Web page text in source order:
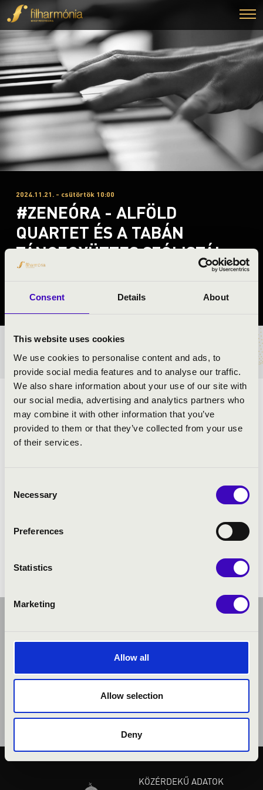
Consent Details About
This website uses cookies
We use cookies to personalise content and ads, to
provide social media features and to analyse our traffic.
We also share information about your use of our site with
our social media, advertising and analytics partners who
may combine it with other information that you’ve
provided to them or that they’ve collected from your use
of their services.
Selection
Necessary
Preferences
Statistics
Marketing
Allow all
Allow selection
Deny
2024.11.21. - csütörtök 10:00
#ZENEÓRA - ALFÖLD
QUARTET ÉS A TABÁN
TÁNCEGYÜTTES SZÓLISTÁI
Orosháza
Békés vármegye
BÉRLET- ÉS JEGYÁRAK
ELŐADÓK:
Alföld Quartet és a Tabán Táncegyüttes szólistái
Ördög Ágnes- hegedű
Mikesi Júlia
KÖZÉRDEKŰ ADATOK